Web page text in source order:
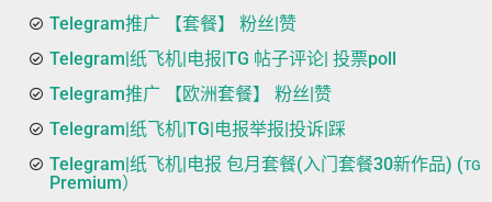
Telegram推广 【套餐】 粉丝|赞
Telegram|纸飞机|电报|TG 帖子评论| 投票poll
Telegram推广 【欧洲套餐】 粉丝|赞
Telegram|纸飞机|TG|电报举报|投诉|踩
Telegram|纸飞机|电报 包月套餐(入门套餐30新作品) (ᴛɢ
Premium）